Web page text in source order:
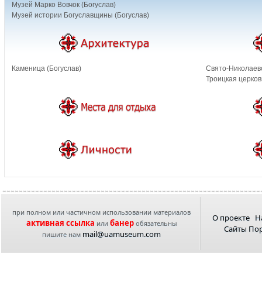
Музей Марко Вовчок (Богуслав)
Музей истории Богуславщины (Богуслав)
Каменица (Богуслав)
Свято-
Троицкая
при полном или частичном использовании материалов
активная ссылка или банеробязательны
пишите нам mail@uamuseum.com
О проекте
Сайты